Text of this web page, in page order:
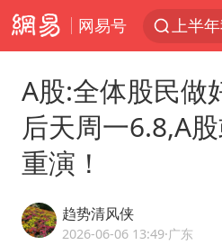
网易号
《披
白海
王艺
A股:全体股民做
后天周一6.8,A
重演！
趋势清风侠
2026-06-06 13:49·广东